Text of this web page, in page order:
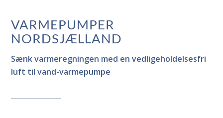
VARMEPUMPER
NORDSJÆLLAND
Sænk varmeregningen med en vedligeholdelsesfri
luft til vand-varmepumpe